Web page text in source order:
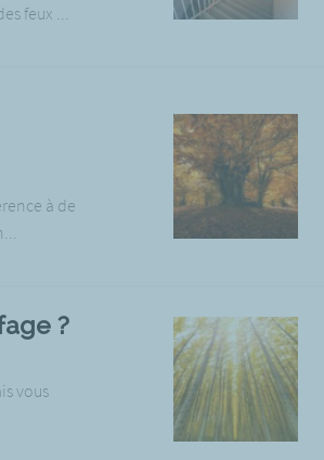
feux ...
à de
?
vous